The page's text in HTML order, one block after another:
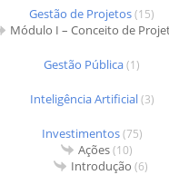
Gestão de Projetos(15)
Módulo I – Conceito de
Gestão Pública(1)
Inteligência Artificial(3)
Investimentos(75)
Ações(10)
Introdução (6)